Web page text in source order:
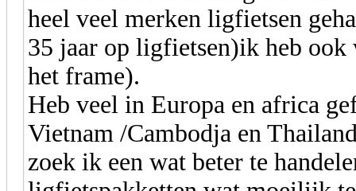
heel veel merken ligfietsen
35 jaar op ligfietsen)ik heb
het frame).
Heb veel in Europa en africa
Vietnam /Cambodja en
zoek ik een wat beter te